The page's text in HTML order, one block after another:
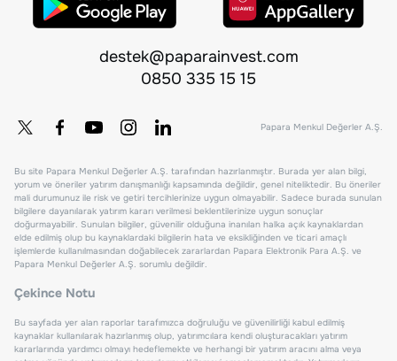
destek@paparainvest.com
0850 335 15 15
Papara Menkul Değerler A.Ş.
Bu site Papara Menkul Değerler A.Ş. tarafından hazırlanmıştır. Burada yer alan bilgi,
yorum ve öneriler yatırım danışmanlığı kapsamında değildir, genel niteliktedir. Bu öneriler
mali durumunuz ile risk ve getiri tercihlerinize uygun olmayabilir. Sadece burada sunulan
bilgilere dayanılarak yatırım kararı verilmesi beklentilerinize uygun sonuçlar
doğurmayabilir. Sunulan bilgiler, güvenilir olduğuna inanılan halka açık kaynaklardan
elde edilmiş olup bu kaynaklardaki bilgilerin hata ve eksikliğinden ve ticari amaçlı
işlemlerde kullanılmasından doğabilecek zararlardan Papara Elektronik Para A.Ş. ve
Papara Menkul Değerler A.Ş. sorumlu değildir.
Çekince Notu
Bu sayfada yer alan raporlar tarafımızca doğruluğu ve güvenilirliği kabul edilmiş
kaynaklar kullanılarak hazırlanmış olup, yatırımcılara kendi oluşturacakları yatırım
kararlarında yardımcı olmayı hedeflemekte ve herhangi bir yatırım aracını alma veya